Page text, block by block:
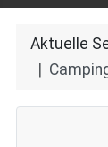
Aktuelle